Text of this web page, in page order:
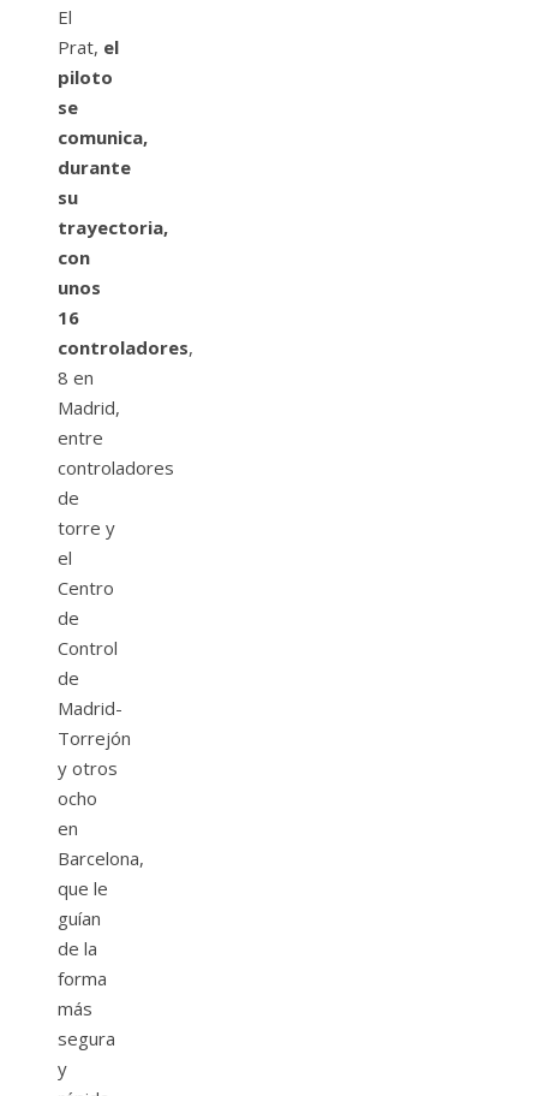
El
Prat, el
piloto
se
comunica,
durante
su
trayectoria,
con
unos
16
controladores,
8 en
Madrid,
entre
controladores
de
torre y
el
Centro
de
Control
de
Madrid-
Torrejón
y otros
ocho
en
Barcelona,
que le
guían
de la
forma
más
segura
y